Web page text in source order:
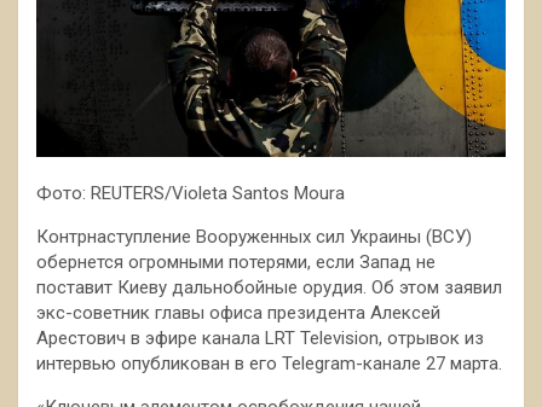
Фото: REUTERS/Violeta Santos Moura
Контрнаступление Вооруженных сил Украины (ВСУ)
обернется огромными потерями, если Запад не
поставит Киеву дальнобойные орудия. Об этом заявил
экс-советник главы офиса президента Алексей
Арестович в эфире канала LRT Television, отрывок из
интервью опубликован в его Telegram-канале 27 марта.